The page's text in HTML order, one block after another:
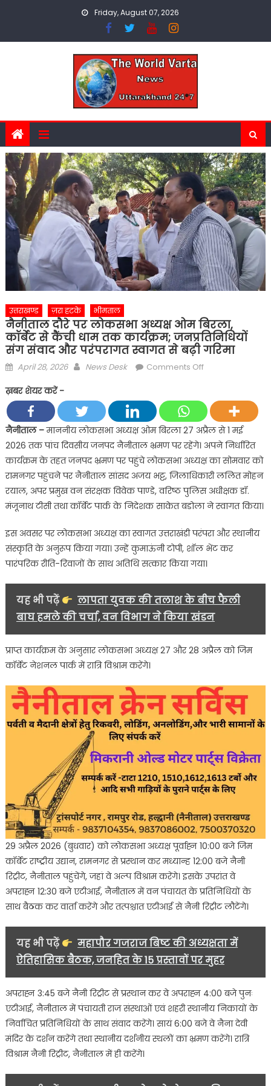
Friday, August 07, 2026
उत्तराखण्ड ज़रा हटके भीमताल
नैनीताल दौरे पर लोकसभा अध्यक्ष ओम बिरला,
कॉर्बेट से कैंची धाम तक कार्यक्रम; जनप्रतिनिधियों
संग संवाद और परंपरागत स्वागत से बढ़ी गरिमा
Posted
April 28, 2026 Author
News Desk Comments Offon
पर
लोकसभा
अध्यक्ष
ओम
बिरला,
कॉर्बेट
से
कैंची
तक
कार्यक्रम;
जनप्रतिनिधियों
और
परंपरागत
से
ख़बर शेयर करें -
नैनीताल –माननीय लोकसभा अध्यक्ष ओम बिरला 27 अप्रैल से 1 मई
2026 तक पांच दिवसीय जनपद नैनीताल भ्रमण पर रहेंगे। अपने निर्धारित
कार्यक्रम के तहत जनपद भ्रमण पर पहुंचे लोकसभा अध्यक्ष का सोमवार को
रामनगर पहुंचने पर नैनीताल सांसद अजय भट्ट, जिलाधिकारी ललित मोहन
रयाल, अपर प्रमुख वन संरक्षक विवेक पाण्डे, वरिष्ठ पुलिस अधीक्षक डॉ.
मंजूनाथ टीसी तथा कॉर्बेट पार्क के निदेशक साकेत बडोला ने स्वागत किया।
इस अवसर पर लोकसभा अध्यक्ष का स्वागत उत्तराखंडी परंपरा और स्थानीय
संस्कृति के अनुरूप किया गया। उन्हें कुमाऊंनी टोपी, शॉल भेंट कर
पारंपरिक रीति-रिवाजों के साथ अतिथि सत्कार किया गया।
यह भी पढ़ें
लापता युवक की तलाश के बीच फैली
बाघ हमले की चर्चा, वन विभाग ने किया खंडन
प्राप्त कार्यक्रम के अनुसार लोकसभा अध्यक्ष 27 और 28 अप्रैल को जिम
कॉर्बेट नेशनल पार्क में रात्रि विश्राम करेंगे।
29 अप्रैल 2026 (बुधवार) को लोकसभा अध्यक्ष पूर्वाह्न 10:00 बजे जिम
कॉर्बेट राष्ट्रीय उद्यान, रामनगर से प्रस्थान कर मध्यान्ह 12:00 बजे नैनी
रिट्रीट, नैनीताल पहुंचेंगे, जहां वे अल्प विश्राम करेंगे। इसके उपरांत वे
अपराह्न 12:30 बजे एटीआई, नैनीताल में वन पंचायत के प्रतिनिधियों के
साथ बैठक कर वार्ता करेंगे और तत्पश्चात एटीआई से नैनी रिट्रीट लौटेंगे।
यह भी पढ़ें
महापौर गजराज बिष्ट की अध्यक्षता में
ऐतिहासिक बैठक, जनहित के 15 प्रस्तावों पर मुहर
अपराह्न 3:45 बजे नैनी रिट्रीट से प्रस्थान कर वे अपराह्न 4:00 बजे पुनः
एटीआई, नैनीताल में पंचायती राज संस्थाओं एवं शहरी स्थानीय निकायों के
निर्वाचित प्रतिनिधियों के साथ संवाद करेंगे। सायं 6:00 बजे वे नैना देवी
मंदिर के दर्शन करेंगे तथा स्थानीय दर्शनीय स्थलों का भ्रमण करेंगे। रात्रि
विश्राम नैनी रिट्रीट, नैनीताल में ही करेंगे।